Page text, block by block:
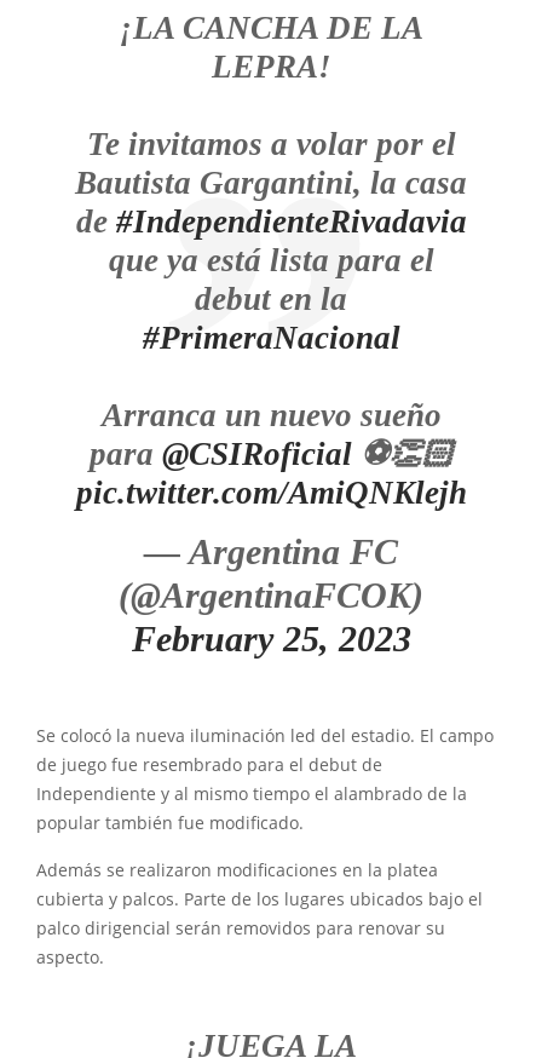
¡LA CANCHA DE LA
LEPRA!
Te invitamos a volar por el
Bautista Gargantini, la casa
de #IndependienteRivadavia
que ya está lista para el
debut en la
#PrimeraNacional
Arranca un nuevo sueño
para @CSIRoficial⚽️👏🏻
pic.twitter.com/AmiQNKlejh
— Argentina FC
(@ArgentinaFCOK)
February 25, 2023
Se colocó la nueva iluminación led del estadio. El campo
de juego fue resembrado para el debut de
Independiente y al mismo tiempo el alambrado de la
popular también fue modificado.
Además se realizaron modificaciones en la platea
cubierta y palcos. Parte de los lugares ubicados bajo el
palco dirigencial serán removidos para renovar su
aspecto.
¡JUEGA LA